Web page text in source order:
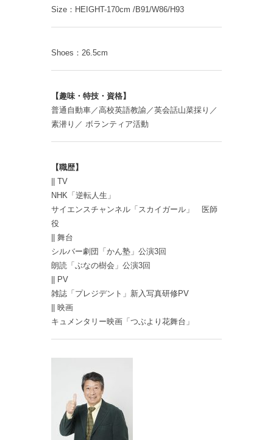
Size：HEIGHT-170cm /B91/W86/H93
Shoes：26.5cm
【趣味・特技・資格】
普通自動車／高校英語教諭／英会話山菜採り／
素潜り／ ボランティア活動
【職歴】
|| TV
NHK「逆転人生」
サイエンスチャンネル「スカイガール」 医師
役
|| 舞台
シルバー劇団「かん塾」公演3回
朗読「ぶなの樹会」公演3回
|| PV
雑誌「プレジデント」新入写真研修PV
|| 映画
キュメンタリー映画「つぶより花舞台」